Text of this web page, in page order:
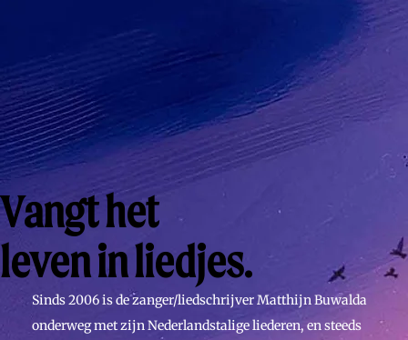
Vangt het
leven in liedjes.
Sinds 2006 is de zanger/liedschrijver Matthijn Buwalda
onderweg met zijn Nederlandstalige liederen, en steeds